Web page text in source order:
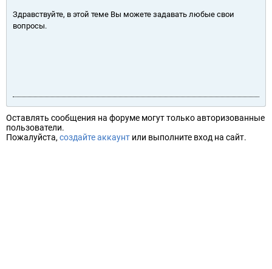
Здравствуйте, в этой теме Вы можете задавать любые свои
вопросы.
Оставлять сообщения на форуме могут только авторизованные
пользователи.
Пожалуйста, создайте аккаунт или выполните вход на сайт.